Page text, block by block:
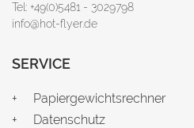
Tel: +49(0)5481 - 3029798
info@hot-flyer.de
SERVICE
Papiergewichtsrechner
Datenschutz